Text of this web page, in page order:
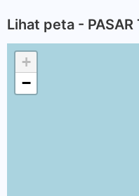
Lihat peta - PASAR
+
−